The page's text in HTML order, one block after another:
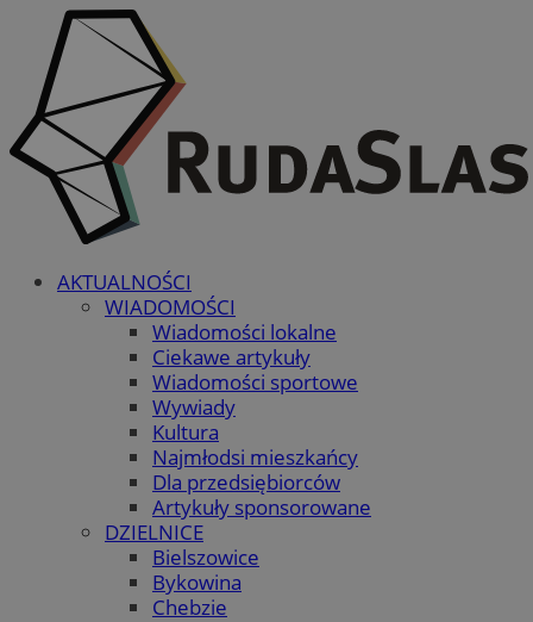
AKTUALNOŚCI
WIADOMOŚCI
Wiadomości lokalne
Ciekawe artykuły
Wiadomości sportowe
Wywiady
Kultura
Najmłodsi mieszkańcy
Dla przedsiębiorców
Artykuły sponsorowane
DZIELNICE
Bielszowice
Bykowina
Chebzie